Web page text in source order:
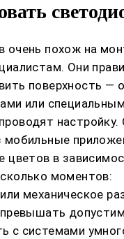
очень похож на
Они
поверхность
или
в
моментов:
механическое
системами